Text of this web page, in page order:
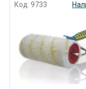
Код: 9733